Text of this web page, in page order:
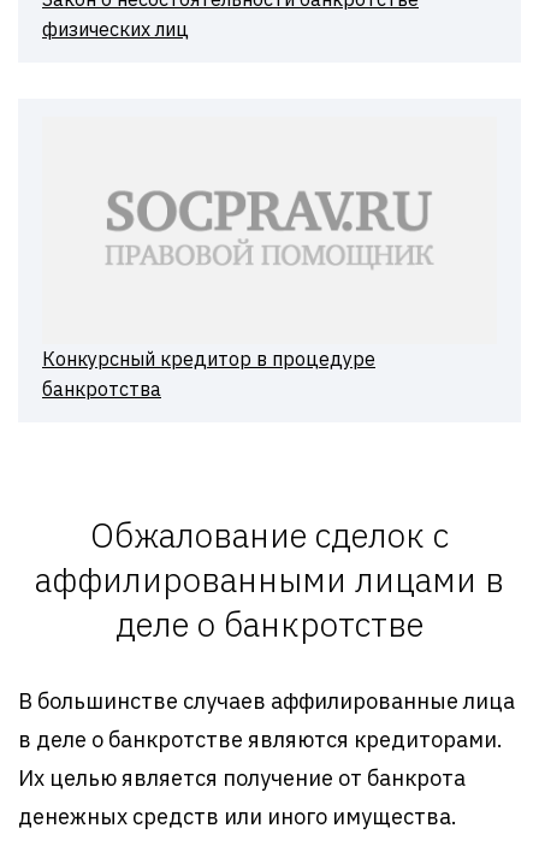
физических лиц
Конкурсный кредитор в процедуре
банкротства
Обжалование сделок с
аффилированными лицами в
деле о банкротстве
В большинстве случаев аффилированные лица
в деле о банкротстве являются кредиторами.
Их целью является получение от банкрота
денежных средств или иного имущества.